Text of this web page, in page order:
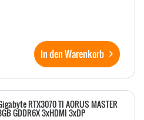
In den Warenkorb
RTX3070 TI AORUS MASTER
GDDR6X 3xHDMI 3xDP